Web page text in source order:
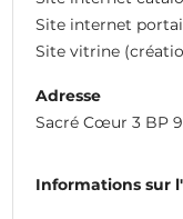
Site internet
Site vitrine
Adresse
Sacré Cœur 3 BP
Informations sur